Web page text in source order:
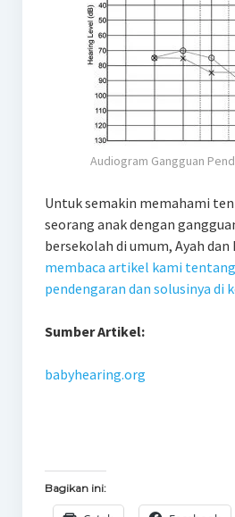
Audiogram Gangguan
Untuk semakin memahami
seorang anak dengan
bersekolah di umum, Ayah dan
membaca artikel kami
pendengaran dan solusinya di
Sumber Artikel:
babyhearing.org
Bagikan ini: